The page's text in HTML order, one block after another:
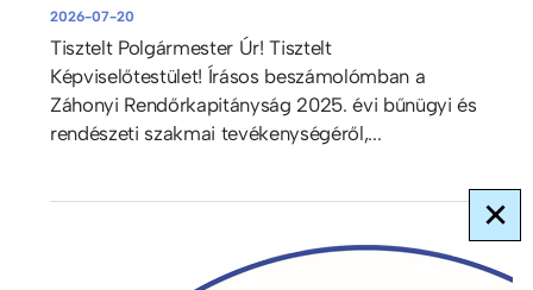
2026-07-20
Tisztelt Polgármester Úr! Tisztelt
Képviselőtestület! Írásos beszámolómban a
Záhonyi Rendőrkapitányság 2025. évi bűnügyi és
rendészeti szakmai tevékenységéről,...
×